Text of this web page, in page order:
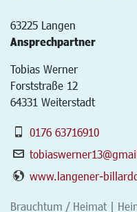
63225 Langen
Ansprechpartner
Tobias Werner
Forststraße 12
64331 Weiterstadt
0176 63716910
www.langener-
Brauchtum / Heimat |